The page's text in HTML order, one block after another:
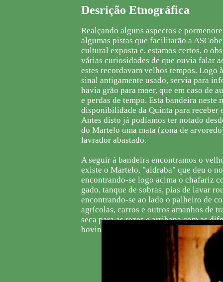
Desrição Etnográfica
Realçando alguns aspectos e
algumas pistas que facilitarão a
cultural exposta e, estamos certos, o
várias curiosidades de que ouvia falar
estes recordavam velhos tempos. Logo
sinal antigamente usado, servia para
havia grão para moer, que em caso de
e perdas de tempo. Esta bandeira neste
disponibilidade da Quinta para receber
Antes disto já podíamos ter notado
do Martelo uma mata (zona de
lavrador abastado.
A seguir à bandeira encontramos o
existe o Martelo, "aldraba" que deu o
encontrando-se logo acima o chafariz
gado, tanque de sobras, pias de lavar
encontrando-se ao lado o palheiro de
agrícolas, carros e outros amanhos de
seca para as rezes e arribana com as
bovino e para o cavalo.